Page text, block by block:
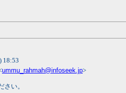
18:53
ummu_rahmah@infoseek.jp>
さい。